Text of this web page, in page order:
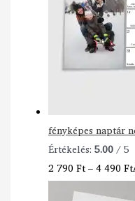
fényképes naptár
Értékelés:5.00/ 5
2 790Ft–4 490Ft